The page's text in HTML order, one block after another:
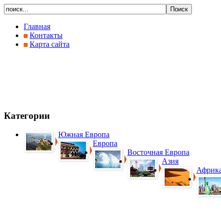
Главная
Контакты
Карта сайта
Категории
Южная Европа
Европа
Восточная Европа
Азия